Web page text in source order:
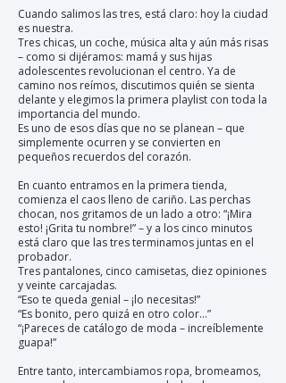
Cuando salimos las tres, está claro: hoy la ciudad
es nuestra.
Tres chicas, un coche, música alta y aún más risas
– como si dijéramos: mamá y sus hijas
adolescentes revolucionan el centro. Ya de
camino nos reímos, discutimos quién se sienta
delante y elegimos la primera playlist con toda la
importancia del mundo.
Es uno de esos días que no se planean – que
simplemente ocurren y se convierten en
pequeños recuerdos del corazón.
En cuanto entramos en la primera tienda,
comienza el caos lleno de cariño. Las perchas
chocan, nos gritamos de un lado a otro: “¡Mira
esto! ¡Grita tu nombre!” – y a los cinco minutos
está claro que las tres terminamos juntas en el
probador.
Tres pantalones, cinco camisetas, diez opiniones
y veinte carcajadas.
“Eso te queda genial – ¡lo necesitas!”
“Es bonito, pero quizá en otro color…”
“¡Pareces de catálogo de moda – increíblemente
guapa!”
Entre tanto, intercambiamos ropa, bromeamos,